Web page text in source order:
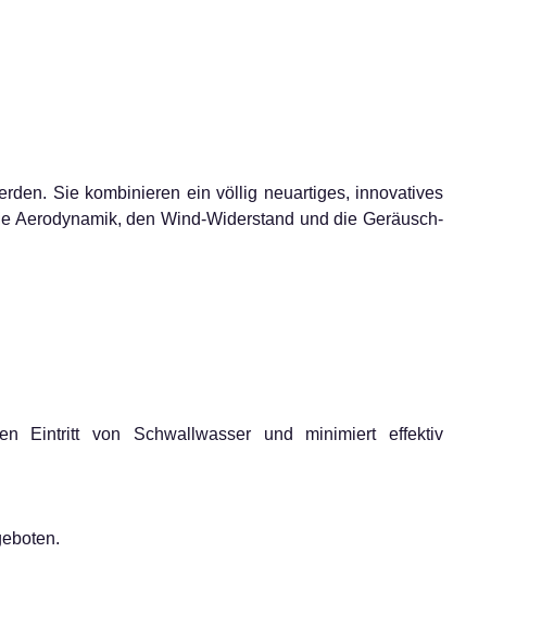
Sie kombinieren ein völlig neuartiges, innovatives
Aerodynamik, den Wind-Widerstand und die Geräusch-
Eintritt von Schwallwasser und minimiert effektiv